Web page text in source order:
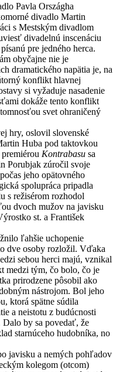
Pavla Országha
divadlo Martin
s Mestským divadlom
divadelnú inscenáciu
pre jedného herca.
obyčajne nie je
dramatického napätia je, na
konflikt hlavnej
si vyžaduje nasadenie
dokáže tento konflikt
svet ohraničený
hry, oslovil slovenské
Huba pod taktovkou
Kontrabasu sa
Porubjak zúročil svoje
jeho opätovného
spolupráca pripadla
s režisérom rozhodol
dvoch mužov na javisku
st. a František
ľahšie uchopenie
dve osoby rozložil. Vďaka
sebou herci majú, vznikal
medzi tým, čo bolo, čo je
prirodzene pôsobil ako
nástrojom. Bol jeho
ktorá spätne súdila
a neistotu z budúcnosti
Dalo by sa povedať, že
starnúceho hudobníka, no
javisku a nemých pohľadov
kolegom (otcom)